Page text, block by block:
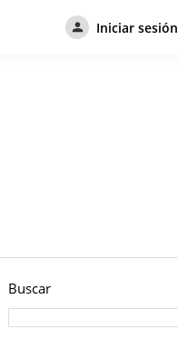
Iniciar sesión
Buscar